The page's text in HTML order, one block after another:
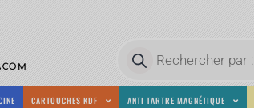
CARTOUCHES KDF ANTI TARTRE MAGNÉTIQUE